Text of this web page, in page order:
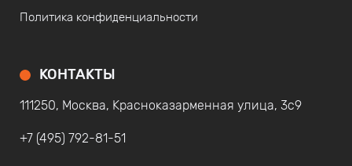
Политика конфиденциальности
КОНТАКТЫ
111250, Москва, Красноказарменная улица, 3с9
+7 (495) 792-81-51